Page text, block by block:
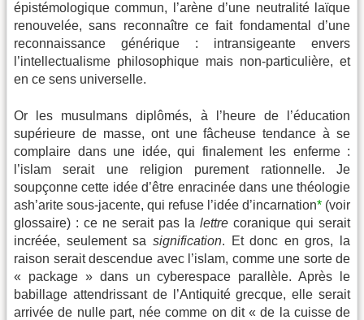
épistémologique commun, l’arène d’une neutralité laïque
renouvelée, sans reconnaître ce fait fondamental d’une
reconnaissance générique : intransigeante envers
l’intellectualisme philosophique mais non-particulière, et
en ce sens universelle.
Or les musulmans diplômés, à l’heure de l’éducation
supérieure de masse, ont une fâcheuse tendance à se
complaire dans une idée, qui finalement les enferme :
l’islam serait une religion purement rationnelle. Je
soupçonne cette idée d’être enracinée dans une théologie
ash’arite sous-jacente, qui refuse l’idée d’incarnation* (voir
glossaire) : ce ne serait pas la lettre coranique qui serait
incréée, seulement sa signification. Et donc en gros, la
raison serait descendue avec l’islam, comme une sorte de
« package » dans un cyberespace parallèle. Après le
babillage attendrissant de l’Antiquité grecque, elle serait
arrivée de nulle part, née comme on dit « de la cuisse de